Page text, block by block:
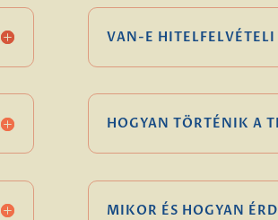
VAN-E HITELFELVÉTELI
HOGYAN TÖRTÉNIK A
MIKOR ÉS HOGYAN